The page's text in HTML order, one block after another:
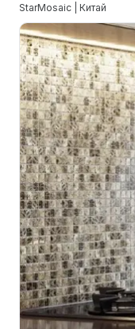
StarMosaic | Китай